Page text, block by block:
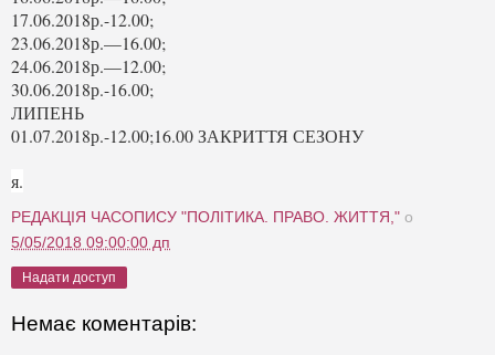
17.06.2018р.-12.00;
23.06.2018р.—16.00;
24.06.2018р.—12.00;
30.06.2018р.-16.00;
ЛИПЕНЬ
01.07.2018р.-12.00;16.00 ЗАКРИТТЯ СЕЗОНУ
я.
РЕДАКЦІЯ ЧАСОПИСУ "ПОЛІТИКА. ПРАВО. ЖИТТЯ," о
5/05/2018 09:00:00 дп
Надати доступ
Немає коментарів: